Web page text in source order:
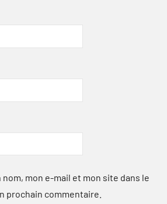
mon e-mail et mon site dans le
prochain commentaire.